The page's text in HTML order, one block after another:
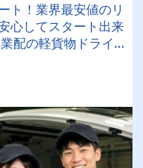
ト！業界最安値のリ
心してスタート出来
配の軽貨物ドライ
しっかり稼いで生
キャリアアップも